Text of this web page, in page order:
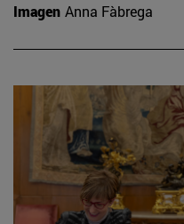
Imagen Anna Fàbrega